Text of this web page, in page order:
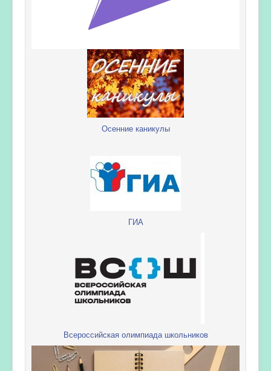
Осенние каникулы
ГИА
Всероссийская олимпиада школьников